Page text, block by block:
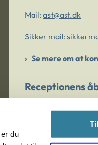
du
Mail: ast@ast.dk
Sikker mail:
Se mere om at
Receptionens